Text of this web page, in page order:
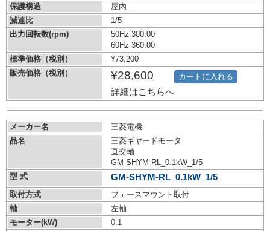
保護構造
屋内
減速比
1/5
出力回転数(rpm)
50Hz 300.00
60Hz 360.00
標準価格（税別）
¥73,200
販売価格（税別）
¥28,600
詳細はこちらへ
カートに入れる
メーカー名
三菱電機
品名
三菱ギヤードモータ
直交軸
GM-SHYM-RL_0.1kW_1/5
型 式
GM-SHYM-RL_0.1kW_1/5
取付方式
フェースマウント取付
軸
左軸
モーター(kW)
0.1